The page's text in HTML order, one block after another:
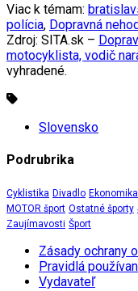
Viac k témam:
polícia, Dopravná
Zdroj: SITA.sk –
motocyklista, vodič
vyhradené.
Slovensko
Podrubrika
Cyklistika Divadlo Ekonomika
MOTOR šport Ostatné športy
Zaujímavosti Šport
Zásady ochrany
Pravidlá
Vydavateľ